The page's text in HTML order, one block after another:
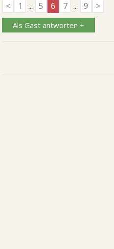
< 1 ... 5 6 7 ... 9 >
Als Gast antworten +